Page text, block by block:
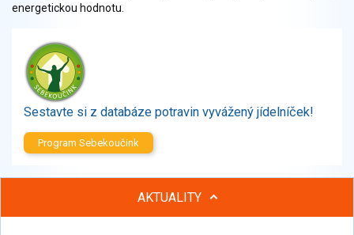
Polotovary, hotové pokrmy
Nápoje nealkoholické
Nápoje alkoholické
Restaurace, jídelny, hotová jídla
Fastfood
Studená kuchyně, lahůdkářské výrobky
energetickou hodnotu.
Sestavte si z databáze potravin vyvážený jídelníček!
Program Sebekoučink
AKTUALITY